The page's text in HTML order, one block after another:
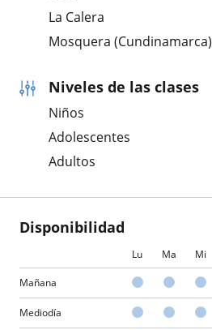
La Calera
Mosquera (Cundinamarca)
Niveles de las clases
Niños
Adolescentes
Adultos
Disponibilidad
Lu Ma Mi
Mañana
Mediodía